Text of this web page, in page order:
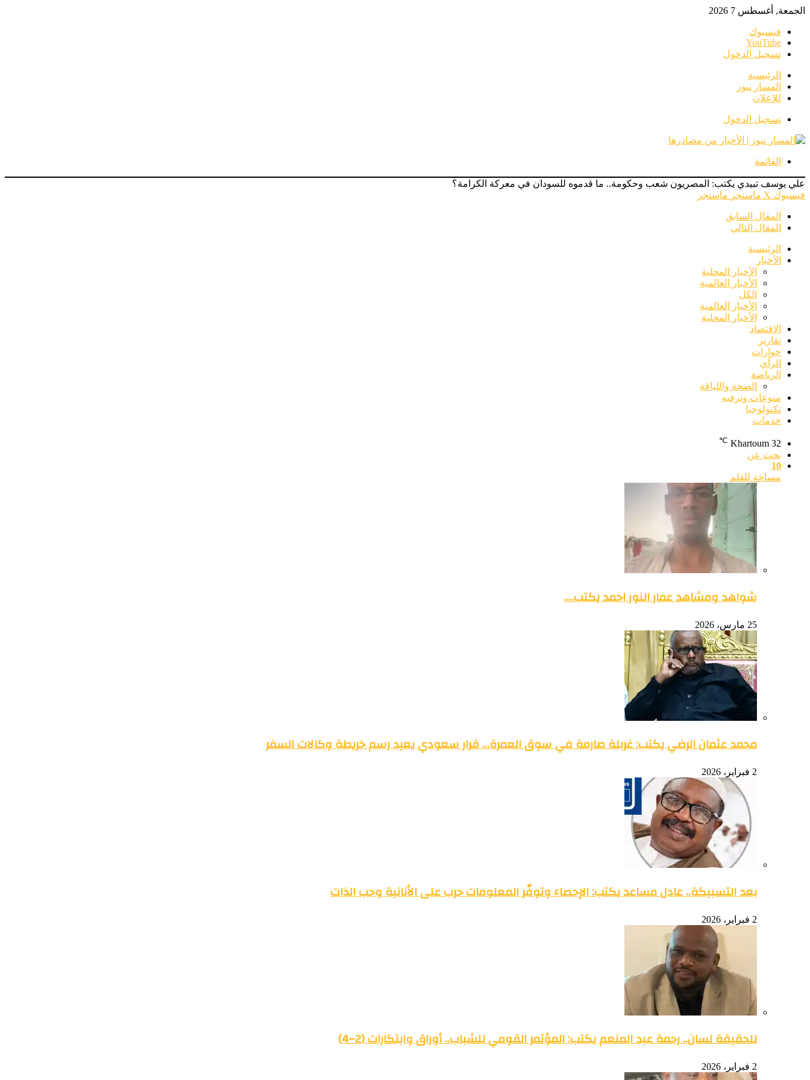
الجمعة, أغسطس 7 2026
فيسبوك
‫YouTube
تسجيل الدخول
الرئيسية
المسار نيوز
للإعلان
تسجيل الدخول
القائمة
علي يوسف تبيدي يكتب: المصريون شعب وحكومة.. ما قدموه للسودان في معركة الكرامة؟
فيسبوك ‫X ماسنجر ماسنجر
المقال السابق
المقال التالي
الرئيسية
الأخبار
الأخبار المحلية
الأخبار العالمية
الكل
الأخبار العالمية
الأخبار المحلية
الاقتصاد
تقارير
حوارات
الرأي
الرياضة
الصحة واللياقة
منوعات وترفيه
تكنولوجيا
خدمات
Khartoum 32
℃
بحث عن
10
مساحة للقلم
شواهد ومشاهد عمار النور احمد يكتب….
25 مارس، 2026
محمد عثمان الرضي يكتب: غربلة صارمة في سوق العمرة… قرار سعودي يعيد رسم خريطة وكالات السفر
2 فبراير، 2026
بعد التسبيكة.. عادل مساعد يكتب: الإحصاء وتوفّر المعلومات حرب على الأنانية وحب الذات
2 فبراير، 2026
للحقيقة لسان.. رحمة عبد المنعم يكتب: المؤتمر القومي للشباب.. أوراق وابتكارات (2–4)
2 فبراير، 2026